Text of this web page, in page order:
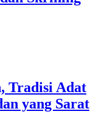
Tradisi Adat
yang Sarat